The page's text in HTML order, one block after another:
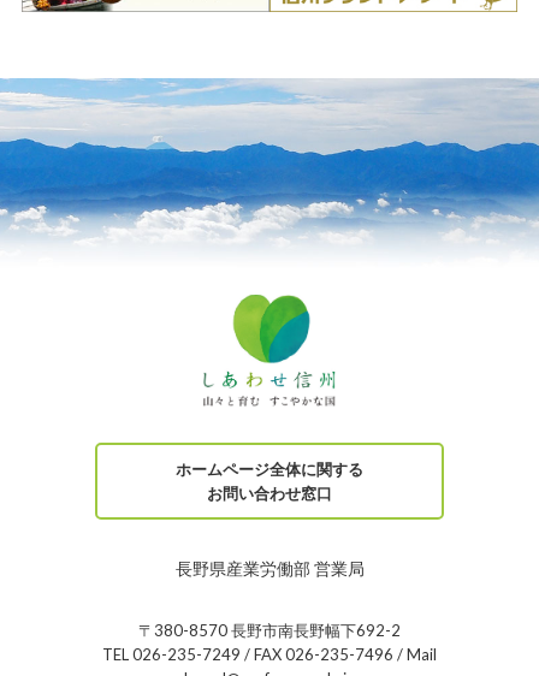
ホームページ全体に関する
お問い合わせ窓口
長野県産業労働部 営業局
〒380-8570 長野市南長野幅下692-2
TEL 026-235-7249 / FAX 026-235-7496 / Mail